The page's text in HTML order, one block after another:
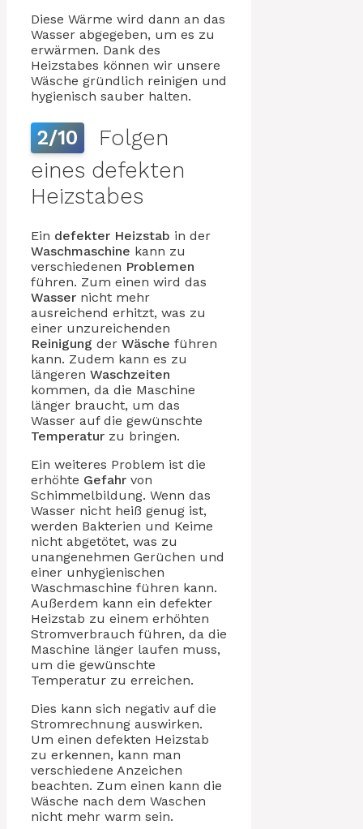
Diese Wärme wird dann an das
Wasser abgegeben, um es zu
erwärmen. Dank des
Heizstabes können wir unsere
Wäsche gründlich reinigen und
hygienisch sauber halten.
2/10
Folgen
eines defekten
Heizstabes
Ein defekter Heizstab in der
Waschmaschine kann zu
verschiedenen Problemen
führen. Zum einen wird das
Wasser nicht mehr
ausreichend erhitzt, was zu
einer unzureichenden
Reinigung der Wäsche führen
kann. Zudem kann es zu
längeren Waschzeiten
kommen, da die Maschine
länger braucht, um das
Wasser auf die gewünschte
Temperatur zu bringen.
Ein weiteres Problem ist die
erhöhte Gefahr von
Schimmelbildung. Wenn das
Wasser nicht heiß genug ist,
werden Bakterien und Keime
nicht abgetötet, was zu
unangenehmen Gerüchen und
einer unhygienischen
Waschmaschine führen kann.
Außerdem kann ein defekter
Heizstab zu einem erhöhten
Stromverbrauch führen, da die
Maschine länger laufen muss,
um die gewünschte
Temperatur zu erreichen.
Dies kann sich negativ auf die
Stromrechnung auswirken.
Um einen defekten Heizstab
zu erkennen, kann man
verschiedene Anzeichen
beachten. Zum einen kann die
Wäsche nach dem Waschen
nicht mehr warm sein.